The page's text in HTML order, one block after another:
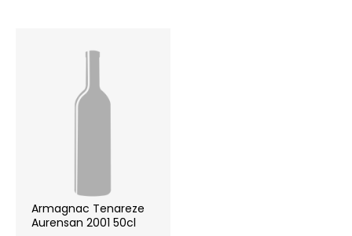
Armagnac Tenareze
Aurensan 2001 50cl